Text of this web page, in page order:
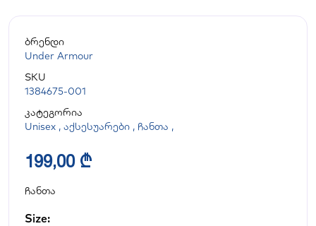
ბრენდი
Under Armour
SKU
1384675-001
კატეგორია
Unisex , აქსესუარები , ჩანთა ,
199,00 ₾
ჩანთა
Size: